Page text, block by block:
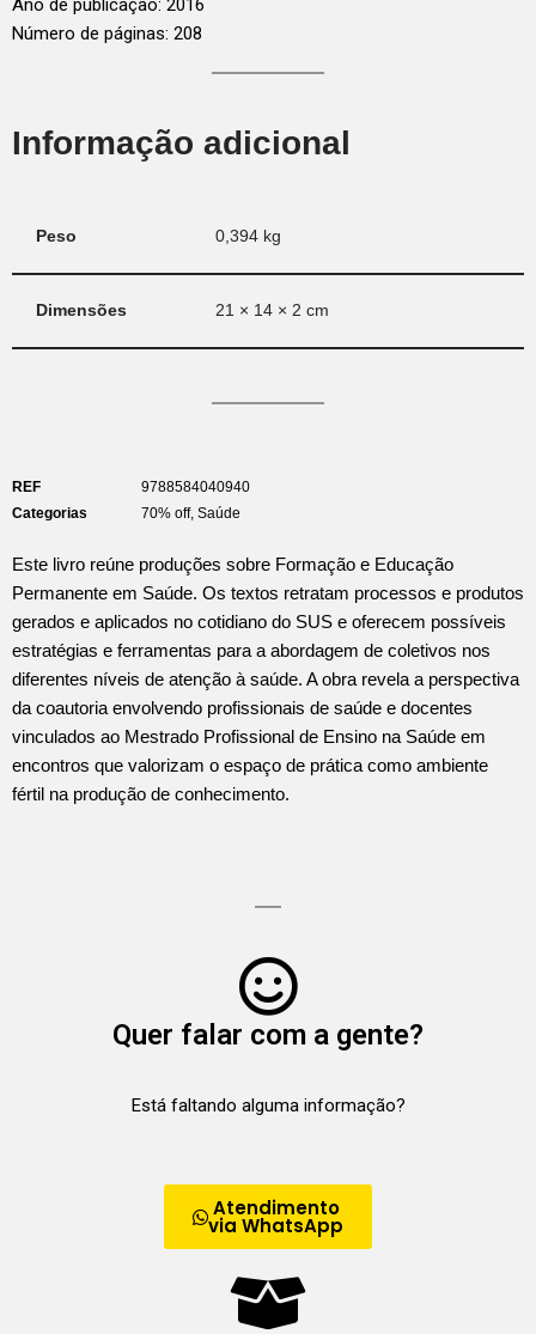
Ano de publicação: 2016
Número de páginas: 208
Informação adicional
Peso 0,394 kg
Dimensões 21 × 14 × 2 cm
REF
9788584040940
Categorias
70% off, Saúde
Este livro reúne produções sobre Formação e Educação
Permanente em Saúde. Os textos retratam processos e produtos
gerados e aplicados no cotidiano do SUS e oferecem possíveis
estratégias e ferramentas para a abordagem de coletivos nos
diferentes níveis de atenção à saúde. A obra revela a perspectiva
da coautoria envolvendo profissionais de saúde e docentes
vinculados ao Mestrado Profissional de Ensino na Saúde em
encontros que valorizam o espaço de prática como ambiente
fértil na produção de conhecimento.
Quer falar com a gente?
Está faltando alguma informação?
Atendimento
via WhatsApp